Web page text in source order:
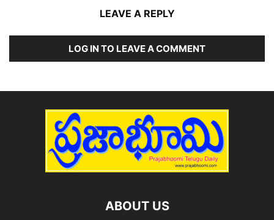
LEAVE A REPLY
LOG IN TO LEAVE A COMMENT
ABOUT US